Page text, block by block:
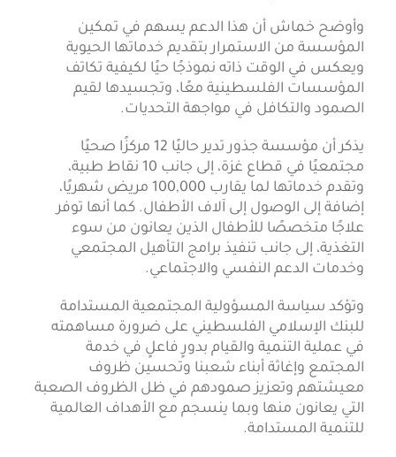
وأوضح خماش أن هذا الدعم يسهم في تمكين
المؤسسة من الاستمرار بتقديم خدماتها الحيوية
ويعكس في الوقت ذاته نموذجًا حيًا لكيفية تكاتف
المؤسسات الفلسطينية معًا، وتجسيدها لقيم
الصمود والتكافل في مواجهة التحديات.
يذكر أن مؤسسة جذور تدير حاليًا 12 مركزًا صحيًا
مجتمعيًا في قطاع غزة، إلى جانب 10 نقاط طبية،
وتقدم خدماتها لما يقارب 100,000 مريض شهريًا،
إضافة إلى الوصول إلى آلاف الأطفال. كما أنها توفر
علاجًا متخصصًا للأطفال الذين يعانون من سوء
التغذية، إلى جانب تنفيذ برامج التأهيل المجتمعي
وخدمات الدعم النفسي والاجتماعي.
وتؤكد سياسة المسؤولية المجتمعية المستدامة
للبنك الإسلامي الفلسطيني على ضرورة مساهمته
في عملية التنمية والقيام بدورٍ فاعلٍ في خدمة
المجتمع وإغاثة أبناء شعبنا وتحسين ظروف
معيشتهم وتعزيز صمودهم في ظل الظروف الصعبة
التي يعانون منها وبما ينسجم مع الأهداف العالمية
للتنمية المستدامة.